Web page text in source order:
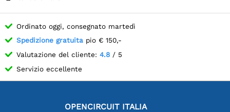
Ordinato oggi, consegnato martedì
Spedizione gratuita pio € 150,-
Valutazione del cliente: 4.8 / 5
Servizio eccellente
OPENCIRCUIT ITALIA